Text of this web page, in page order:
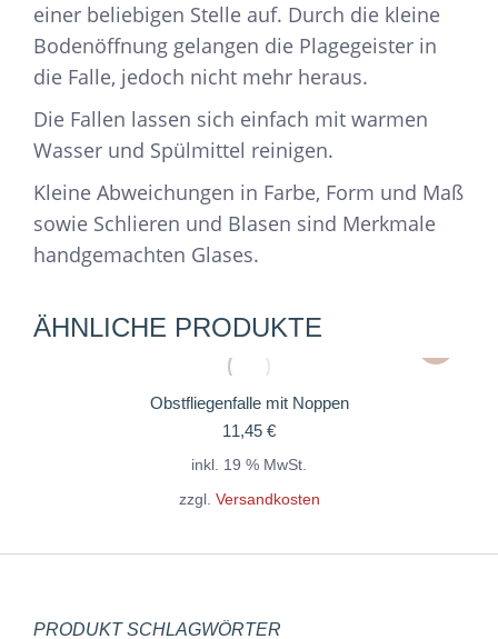
einer beliebigen Stelle auf. Durch die kleine
Bodenöffnung gelangen die Plagegeister in
die Falle, jedoch nicht mehr heraus.
Die Fallen lassen sich einfach mit warmen
Wasser und Spülmittel reinigen.
Kleine Abweichungen in Farbe, Form und Maß
sowie Schlieren und Blasen sind Merkmale
handgemachten Glases.
ÄHNLICHE PRODUKTE
Obstfliegenfalle mit Noppen
11,45 €
inkl. 19 % MwSt.
zzgl. Versandkosten
PRODUKT SCHLAGWÖRTER